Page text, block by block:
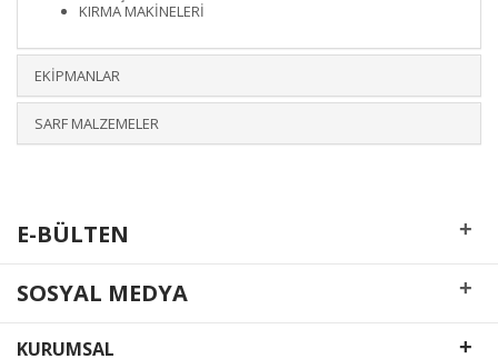
KIRMA MAKİNELERİ
EKİPMANLAR
SARF MALZEMELER
E-BÜLTEN +
SOSYAL MEDYA +
KURUMSAL +